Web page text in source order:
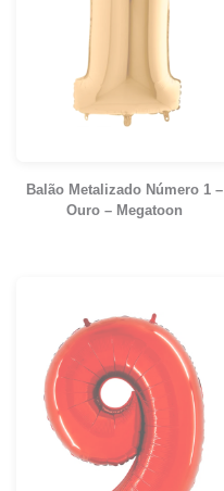
Balão Metalizado Número 1 –
Ouro – Megatoon